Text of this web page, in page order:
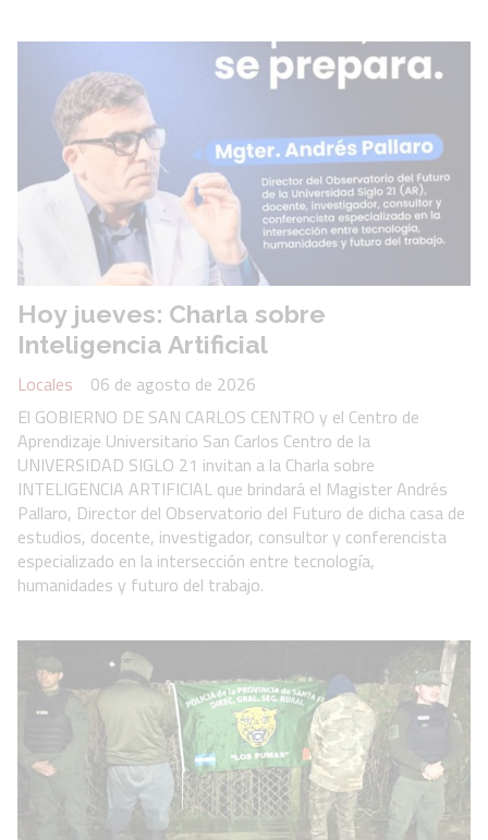
Hoy jueves: Charla sobre
Inteligencia Artificial
Locales
06 de agosto de 2026
El GOBIERNO DE SAN CARLOS CENTRO y el Centro de
Aprendizaje Universitario San Carlos Centro de la
UNIVERSIDAD SIGLO 21 invitan a la Charla sobre
INTELIGENCIA ARTIFICIAL que brindará el Magister Andrés
Pallaro, Director del Observatorio del Futuro de dicha casa de
estudios, docente, investigador, consultor y conferencista
especializado en la intersección entre tecnología,
humanidades y futuro del trabajo.